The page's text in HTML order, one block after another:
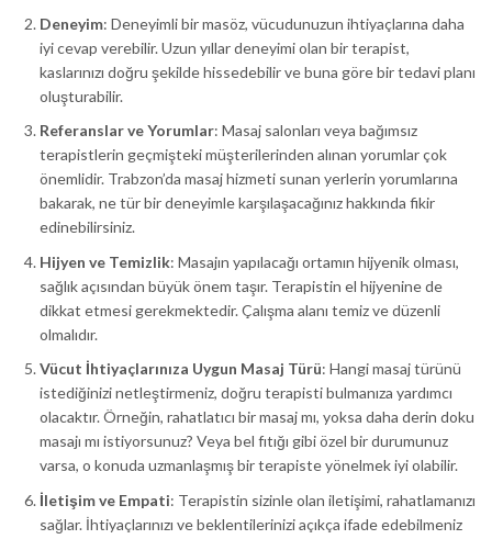
Deneyim: Deneyimli bir masöz, vücudunuzun ihtiyaçlarına daha
iyi cevap verebilir. Uzun yıllar deneyimi olan bir terapist,
kaslarınızı doğru şekilde hissedebilir ve buna göre bir tedavi planı
oluşturabilir.
Referanslar ve Yorumlar: Masaj salonları veya bağımsız
terapistlerin geçmişteki müşterilerinden alınan yorumlar çok
önemlidir. Trabzon’da masaj hizmeti sunan yerlerin yorumlarına
bakarak, ne tür bir deneyimle karşılaşacağınız hakkında fikir
edinebilirsiniz.
Hijyen ve Temizlik: Masajın yapılacağı ortamın hijyenik olması,
sağlık açısından büyük önem taşır. Terapistin el hijyenine de
dikkat etmesi gerekmektedir. Çalışma alanı temiz ve düzenli
olmalıdır.
Vücut İhtiyaçlarınıza Uygun Masaj Türü: Hangi masaj türünü
istediğinizi netleştirmeniz, doğru terapisti bulmanıza yardımcı
olacaktır. Örneğin, rahatlatıcı bir masaj mı, yoksa daha derin doku
masajı mı istiyorsunuz? Veya bel fıtığı gibi özel bir durumunuz
varsa, o konuda uzmanlaşmış bir terapiste yönelmek iyi olabilir.
İletişim ve Empati: Terapistin sizinle olan iletişimi, rahatlamanızı
sağlar. İhtiyaçlarınızı ve beklentilerinizi açıkça ifade edebilmeniz